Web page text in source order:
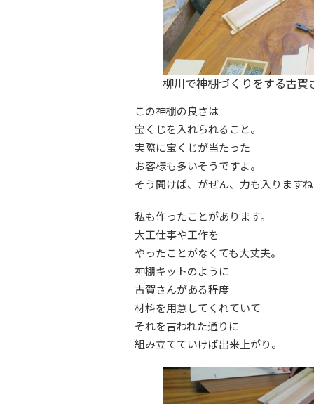
柳川で神棚づくりをする古賀
この神棚の良さは
宝くじを入れられること。
実際に宝くじが当たった
お客様も多いそうですよ。
そう聞けば、がぜん、力も入ります
私も作ったことがあります。
大工仕事や工作を
やったことがなくても大丈夫。
神棚キットのように
古賀さんがある程度
材料を用意してくれていて
それを言われた通りに
組み立てていけば出来上がり。